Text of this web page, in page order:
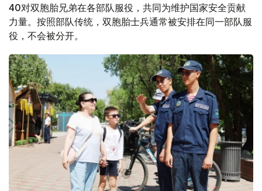
40对双胞胎兄弟在各部队服役，共同为维护国家安全贡献
力量。按照部队传统，双胞胎士兵通常被安排在同一部队服
役，不会被分开。